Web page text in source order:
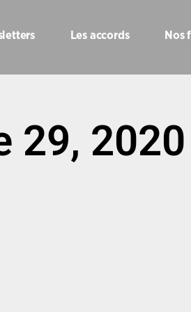
Les accords Nos
29, 2020